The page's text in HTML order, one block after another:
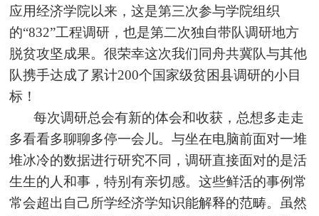
应用经济学院以来，这是第三次参与学院组织
的“832”工程调研，也是第二次独自带队调研地方
脱贫攻坚成果。很荣幸这次我们同舟共冀队与其他
队携手达成了累计200个国家级贫困县调研的小目
标！
每次调研总会有新的体会和收获，总想多走走
多看看多聊聊多停一会儿。与坐在电脑前面对一堆
堆冰冷的数据进行研究不同，调研直接面对的是活
生生的人和事，特别有亲切感。这些鲜活的事例常
常会超出自己所学经济学知识能解释的范畴。虽然